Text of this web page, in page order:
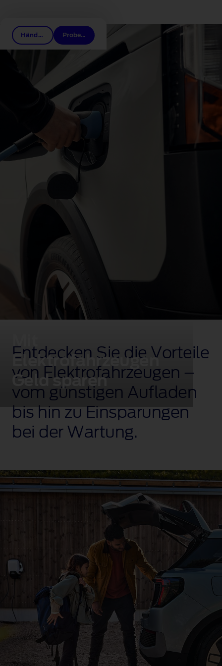
Händlerkontakt anfragen Probefahrt vereinbaren
Elektrofahrzeugen
Geld sparen
Entdecken Sie die Vorteile
von Elektrofahrzeugen –
vom günstigen Aufladen
bis hin zu Einsparungen
bei der Wartung.